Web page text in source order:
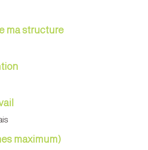
ma structure
maximum)